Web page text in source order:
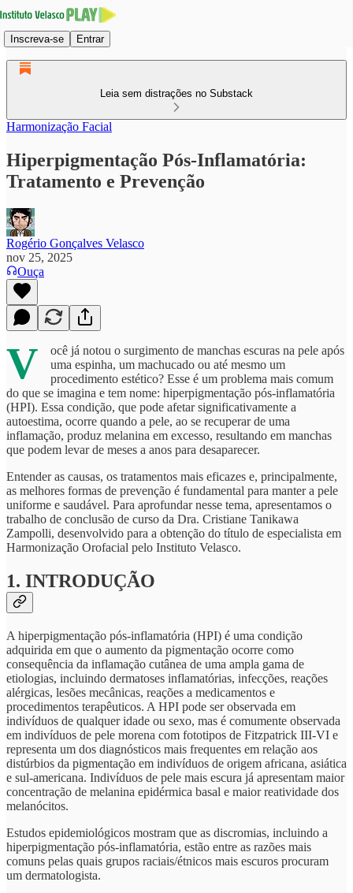
Inscreva-se Entrar
Leia sem distrações no Substack
Harmonização Facial
Hiperpigmentação Pós-Inflamatória:
Tratamento e Prevenção
Rogério Gonçalves Velasco
nov 25, 2025
Ouça
V
ocê já notou o surgimento de manchas escuras na pele após
uma espinha, um machucado ou até mesmo um
procedimento estético? Esse é um problema mais comum
do que se imagina e tem nome: hiperpigmentação pós-inflamatória
(HPI). Essa condição, que pode afetar significativamente a
autoestima, ocorre quando a pele, ao se recuperar de uma
inflamação, produz melanina em excesso, resultando em manchas
que podem levar de meses a anos para desaparecer.
Entender as causas, os tratamentos mais eficazes e, principalmente,
as melhores formas de prevenção é fundamental para manter a pele
uniforme e saudável. Para aprofundar nesse tema, apresentamos o
trabalho de conclusão de curso da Dra. Cristiane Tanikawa
Zampolli, desenvolvido para a obtenção do título de especialista em
Harmonização Orofacial pelo Instituto Velasco.
1. INTRODUÇÃO
A hiperpigmentação pós-inflamatória (HPI) é uma condição
adquirida em que o aumento da pigmentação ocorre como
consequência da inflamação cutânea de uma ampla gama de
etiologias, incluindo dermatoses inflamatórias, infecções, reações
alérgicas, lesões mecânicas, reações a medicamentos e
procedimentos terapêuticos. A HPI pode ser observada em
indivíduos de qualquer idade ou sexo, mas é comumente observada
em indivíduos de pele morena com fototipos de Fitzpatrick III-VI e
representa um dos diagnósticos mais frequentes em relação aos
distúrbios da pigmentação em indivíduos de origem africana, asiática
e sul-americana. Indivíduos de pele mais escura já apresentam maior
concentração de melanina epidérmica basal e maior reatividade dos
melanócitos.
Estudos epidemiológicos mostram que as discromias, incluindo a
hiperpigmentação pós-inflamatória, estão entre as razões mais
comuns pelas quais grupos raciais/étnicos mais escuros procuram
um dermatologista.